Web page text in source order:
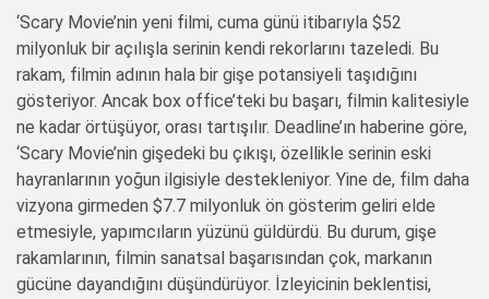
‘Scary Movie’nin yeni filmi, cuma günü itibarıyla $52
milyonluk bir açılışla serinin kendi rekorlarını tazeledi. Bu
rakam, filmin adının hala bir gişe potansiyeli taşıdığını
gösteriyor. Ancak box office’teki bu başarı, filmin kalitesiyle
ne kadar örtüşüyor, orası tartışılır. Deadline’ın haberine göre,
‘Scary Movie’nin gişedeki bu çıkışı, özellikle serinin eski
hayranlarının yoğun ilgisiyle destekleniyor. Yine de, film daha
vizyona girmeden $7.7 milyonluk ön gösterim geliri elde
etmesiyle, yapımcıların yüzünü güldürdü. Bu durum, gişe
rakamlarının, filmin sanatsal başarısından çok, markanın
gücüne dayandığını düşündürüyor. İzleyicinin beklentisi,